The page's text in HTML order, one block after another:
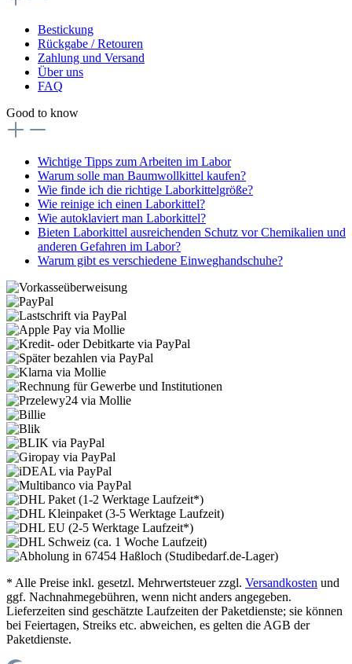
Bestickung
Rückgabe / Retouren
Zahlung und Versand
Über uns
FAQ
Good to know
Wichtige Tipps zum Arbeiten im Labor
Warum solle man Baumwollkittel kaufen?
Wie finde ich die richtige Laborkittelgröße?
Wie reinige ich einen Laborkittel?
Wie autoklaviert man Laborkittel?
Bieten Laborkittel ausreichenden Schutz vor Chemikalien und
anderen Gefahren im Labor?
Warum gibt es verschiedene Einweghandschuhe?
* Alle Preise inkl. gesetzl. Mehrwertsteuer zzgl. Versandkosten und
ggf. Nachnahmegebühren, wenn nicht anders angegeben.
Lieferzeiten sind geschätzte Laufzeiten der Paketdienste; sie können
bei Feiertagen, Streiks etc. abweichen, es gelten die AGB der
Paketdienste.